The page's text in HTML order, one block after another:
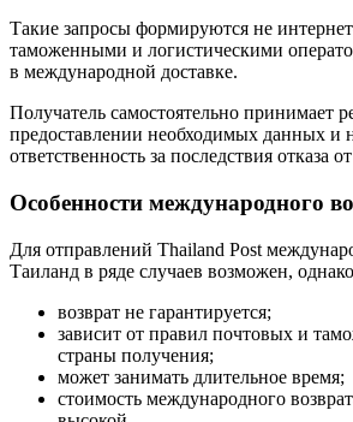
Такие запросы формируются не
таможенными и логистическими
в международной доставке.
Получатель самостоятельно принимает
предоставлении необходимых данных и
ответственность за последствия отказа
Особенности международного
Для отправлений Thailand Post
Таиланд в ряде случаев возможен,
возврат не гарантируется;
зависит от правил почтовых и
страны получения;
может занимать длительное время;
стоимость международного